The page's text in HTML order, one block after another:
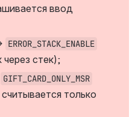
ввод
ERROR_STACK_ENABLE
стек);
GIFT_CARD_ONLY_MSR
только